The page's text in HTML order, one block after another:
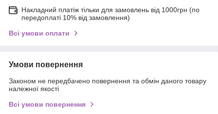
Накладний платіж тільки для замовлень від 1000грн (по
передоплаті 10% від замовлення)
Всі умови оплати
Умови повернення
Законом не передбачено повернення та обмін даного товару
належної якості
Всі умови повернення